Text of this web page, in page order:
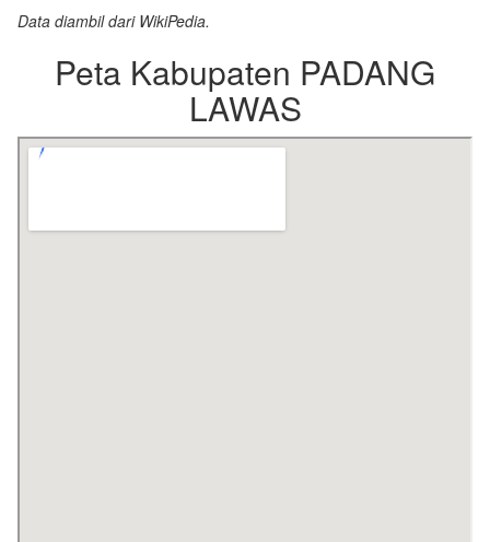
Data diambil dari WikiPedia.
Peta Kabupaten PADANG
LAWAS